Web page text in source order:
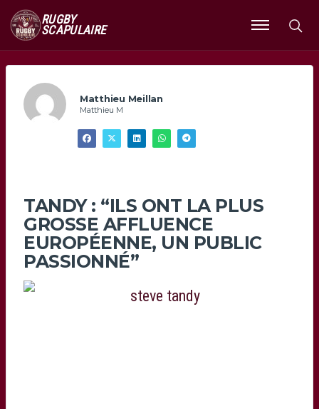
RUGBY
SCAPULAIRE
Ouvrir
le
Matthieu Meillan
Matthieu M
TANDY : “ILS ONT LA PLUS
GROSSE AFFLUENCE
EUROPÉENNE, UN PUBLIC
PASSIONNÉ”